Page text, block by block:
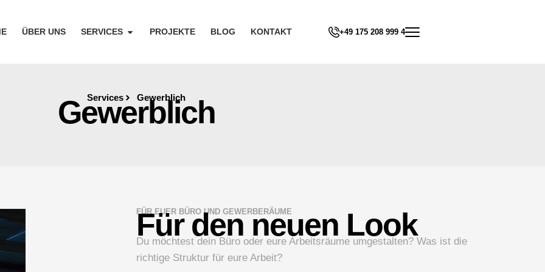
ÜBER UNS SERVICES PROJEKTE BLOG KONTAKT +49 175 208 999 4
Services Gewerblich
Gewerblich
FÜR EUER BÜRO UND GEWERBERÄUME
Für den neuen Look
Du möchtest dein Büro oder eure Arbeitsräume umgestalten? Was ist die
richtige Struktur für eure Arbeit?